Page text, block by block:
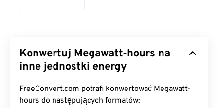
Konwertuj Megawatt-hours na
inne jednostki energy
FreeConvert.com potrafi konwertować Megawatt-
hours do następujących formatów: